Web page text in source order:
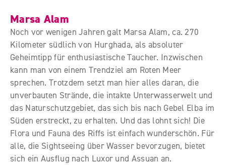
Marsa Alam
Noch vor wenigen Jahren galt Marsa Alam, ca. 270
Kilometer südlich von Hurghada, als absoluter
Geheimtipp für enthusiastische Taucher. Inzwischen
kann man von einem Trendziel am Roten Meer
sprechen. Trotzdem setzt man hier alles daran, die
unverbauten Strände, die intakte Unterwasserwelt und
das Naturschutzgebiet, das sich bis nach Gebel Elba im
Süden erstreckt, zu erhalten. Und das lohnt sich! Die
Flora und Fauna des Riffs ist einfach wunderschön. Für
alle, die Sightseeing über Wasser bevorzugen, bietet
sich ein Ausflug nach Luxor und Assuan an.